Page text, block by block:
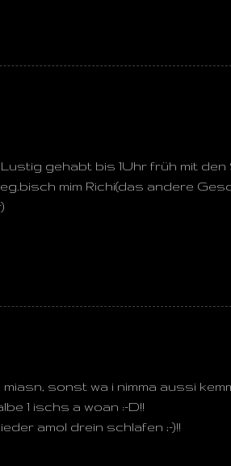
Lustig gehabt bis 1Uhr früh mit
mim Richi(das andere
sonst wa i nimma aussi
1 ischs a woan :-D!!
amol drein schlafen ;-)!!